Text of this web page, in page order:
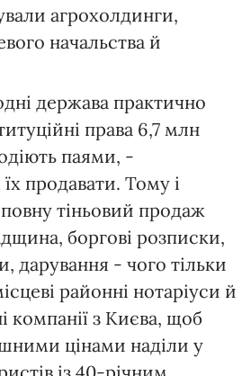
агрохолдинги,
начальства й
держава практично
права 6,7 млн
паями, -
продавати. Тому і
повну тіньовий продаж
боргові розписки,
дарування - чого тільки
районні нотаріуси й
компанії з Києва, щоб
цінами наділи у